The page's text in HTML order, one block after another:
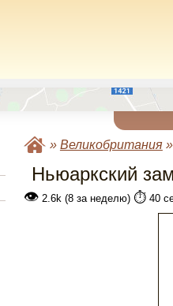
» Великобритания»
Ньюаркский
👁2.6k (8 за неделю) ⏱️40